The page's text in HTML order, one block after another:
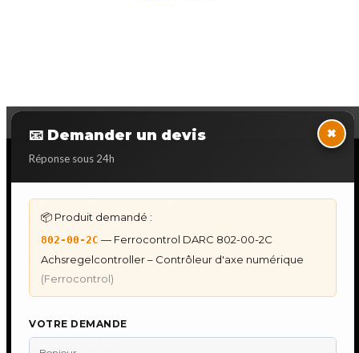
📧 Demander un devis
Réponse sous 24h
×
📦 Produit demandé :
802-00-2C — Ferrocontrol DARC 802-00-2C
Achsregelcontroller – Contrôleur d'axe numérique
(Ferrocontrol)
VOTRE DEMANDE
DÉPANNAGE AUTOMATES
Dépannage Omron Sysmac
Dépannage Mitsubishi Melsec
IHM & PUPITRES